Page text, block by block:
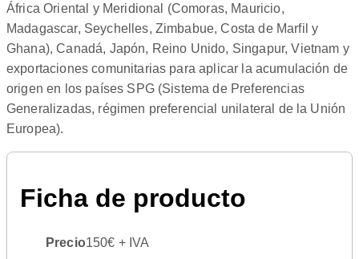
África Oriental y Meridional (Comoras, Mauricio,
Madagascar, Seychelles, Zimbabue, Costa de Marfil y
Ghana), Canadá, Japón, Reino Unido, Singapur, Vietnam y
exportaciones comunitarias para aplicar la acumulación de
origen en los países SPG (Sistema de Preferencias
Generalizadas, régimen preferencial unilateral de la Unión
Europea).
Ficha de producto
Precio150€ + IVA